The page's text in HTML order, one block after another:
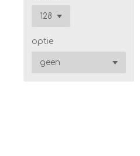
optie